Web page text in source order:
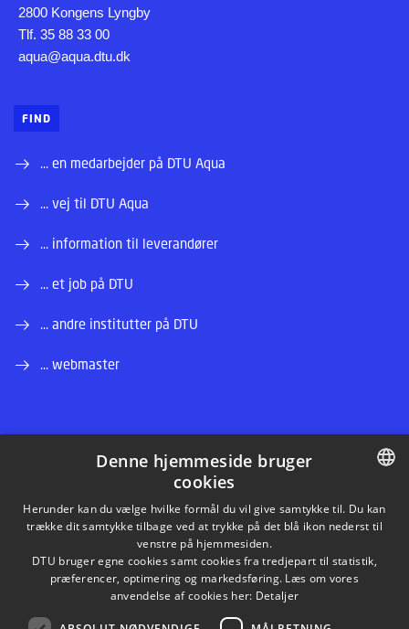
2800 Kongens Lyngby
Tlf. 35 88 33 00
aqua@aqua.dtu.dk
FIND
... en medarbejder på DTU Aqua
... vej til DTU Aqua
... information til leverandører
... et job på DTU
... andre institutter på DTU
... webmaster
LINKEDIN
INSTAGRAM
FACEBOOK
DANISH
ENGLISH
Denne hjemmeside bruger
cookies
Herunder kan du vælge hvilke formål du vil give samtykke til. Du kan
trække dit samtykke tilbage ved at trykke på det blå ikon nederst til
venstre på hjemmesiden.
DTU bruger egne cookies samt cookies fra tredjepart til statistik,
præferencer, optimering og markedsføring. Læs om vores
anvendelse af cookies her: Detaljer